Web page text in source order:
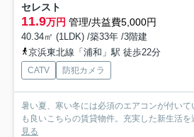
セレスト
11.9万円 管理/共益費5,000円
40.34㎡ (1LDK) /築33年 /3階建
京浜東北線「浦和」駅 徒歩22分
CATV 防犯カメラ
暑い夏、寒い冬には必須のエアコンが付い
も良いこちらの賃貸物件。充実した新生活を
見る